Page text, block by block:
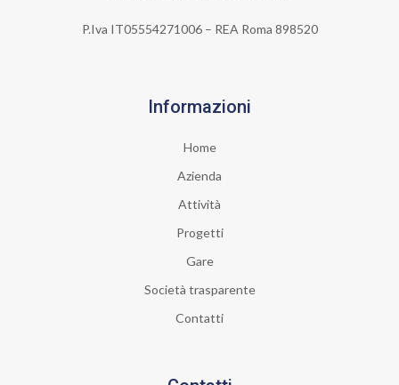
P.Iva IT05554271006 – REA Roma 898520
Informazioni
Home
Azienda
Attività
Progetti
Gare
Società trasparente
Contatti